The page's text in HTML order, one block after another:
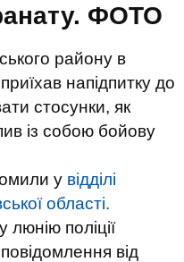
ФОТО
району в
напідпитку до
стосунки, як
із собою бойову
у відділі
області.
поліції
від